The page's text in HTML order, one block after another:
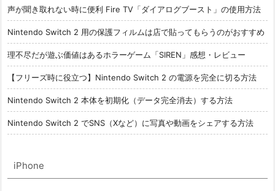
声が聞き取れない時に便利 Fire TV「ダイアログブースト」の使用方法
Nintendo Switch 2 用の保護フィルムは店で貼ってもらうのがおすすめ
理不尽だが遊ぶ価値はあるホラーゲーム「SIREN」感想・レビュー
【フリーズ時に役立つ】Nintendo Switch 2 の電源を完全に切る方法
Nintendo Switch 2 本体を初期化（データ完全消去）する方法
Nintendo Switch 2 でSNS（Xなど）に写真や動画をシェアする方法
iPhone